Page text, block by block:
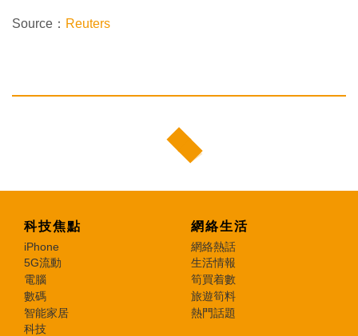
Source： Reuters
科技焦點
iPhone
5G流動
電腦
數碼
智能家居
科技
網絡生活
網絡熱話
生活情報
筍買着數
旅遊筍料
熱門話題